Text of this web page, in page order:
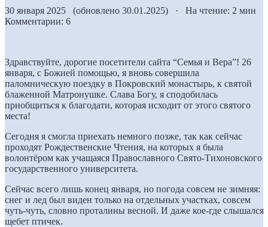
30 января 2025 (обновлено 30.01.2025) · На чтение: 2 мин
Комментарии: 6
Здравствуйте, дорогие посетители сайта “Семья и Вера”! 26
января, с Божией помощью, я вновь совершила
паломническую поездку в Покровский монастырь, к святой
блаженной Матронушке. Слава Богу, я сподобилась
приобщиться к благодати, которая исходит от этого святого
места!
Сегодня я смогла приехать немного позже, так как сейчас
проходят Рождественские Чтения, на которых я была
волонтёром как учащаяся Православного Свято-Тихоновского
государственного университета.
Сейчас всего лишь конец января, но погода совсем не зимняя:
снег и лед был виден только на отдельных участках, совсем
чуть-чуть, словно проталины весной. И даже кое-где слышался
щебет птичек.